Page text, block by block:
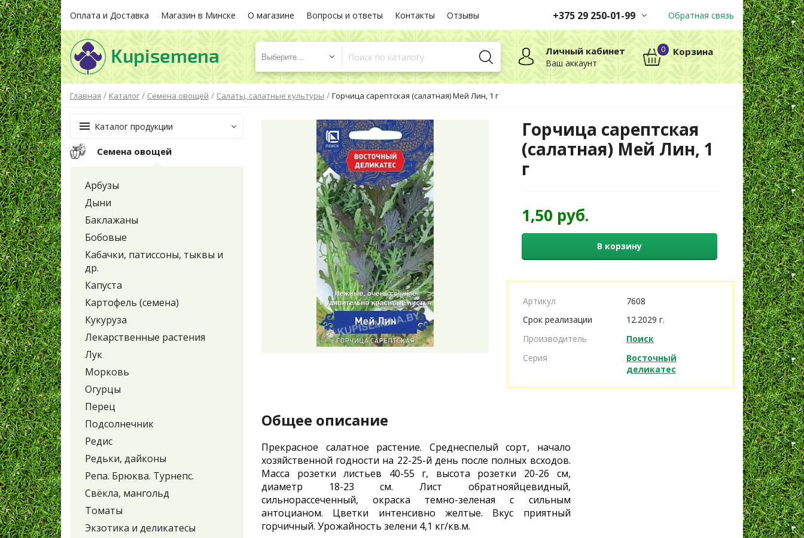
Оплата и Доставка Магазин в Минске О магазине Вопросы и ответы Контакты Отзывы +375 29 250-01-99
автоматически через корзину
круглосуточно без выходных
Обратная связь
Выберите... Личный кабинет
Ваш аккаунт
0 Корзина
Главная / Каталог / Семена овощей / Салаты, салатные культуры / Горчица сарептская (салатная) Мей Лин, 1 г
Каталог продукции
Семена овощей
Арбузы
Дыни
Баклажаны
Бобовые
Кабачки, патиссоны, тыквы и
др.
Капуста
Картофель (семена)
Кукуруза
Лекарственные растения
Лук
Морковь
Огурцы
Перец
Подсолнечник
Редис
Редьки, дайконы
Репа. Брюква. Турнепс.
Свёкла, мангольд
Томаты
Экзотика и деликатесы
Горчица сарептская
(салатная) Мей Лин, 1
г
1,50 руб.
В корзину
Артикул
7608
Срок реализации
12.2029 г.
Производитель
Поиск
Серия
Восточный
деликатес
Общее описание
Прекрасное салатное растение. Среднеспелый сорт, начало
хозяйственной годности на 22-25-й день после полных всходов.
Масса розетки листьев 40-55 г, высота розетки 20-26 см,
диаметр 18-23 см. Лист обратнояйцевидный,
сильнорассеченный, окраска темно-зеленая с сильным
антоцианом. Цветки интенсивно желтые. Вкус приятный
горчичный. Урожайность зелени 4,1 кг/кв.м.